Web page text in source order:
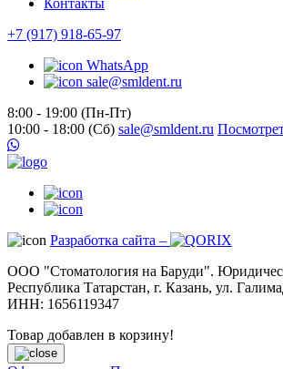
Контакты
+7 (917) 918-65-97
WhatsApp
sale@smldent.ru
8:00 - 19:00 (Пн-Пт)
10:00 - 18:00 (Сб) sale@smldent.ru
Разработка сайта –
ООО "Стоматология на Баруди".
Республика Татарстан, г. Казань, ул.
ИНН: 1656119347
Товар добавлен в корзину!